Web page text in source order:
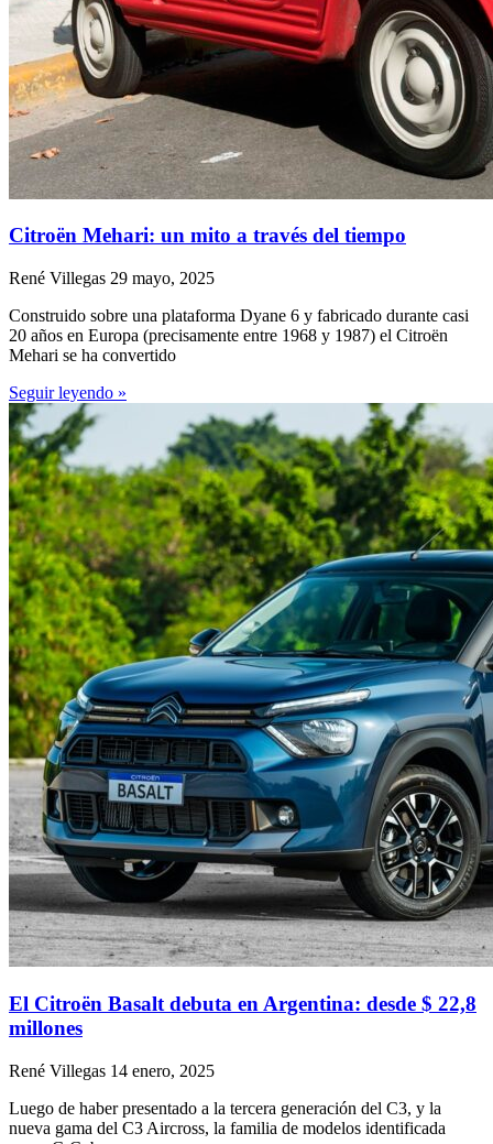
Citroën Mehari: un mito a través del tiempo
René Villegas 29 mayo, 2025
Construido sobre una plataforma Dyane 6 y fabricado durante casi
20 años en Europa (precisamente entre 1968 y 1987) el Citroën
Mehari se ha convertido
Seguir leyendo »
El Citroën Basalt debuta en Argentina: desde $ 22,8
millones
René Villegas 14 enero, 2025
Luego de haber presentado a la tercera generación del C3, y la
nueva gama del C3 Aircross, la familia de modelos identificada